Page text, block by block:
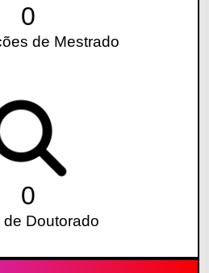
0
de Mestrado
0
de Doutorado